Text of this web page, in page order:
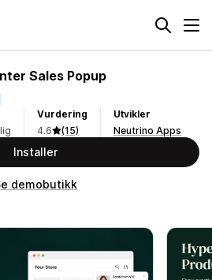
Sales Popup
Vurdering
4.6
(15)
Utvikler
Neutrino Apps
Installer
demobutikk